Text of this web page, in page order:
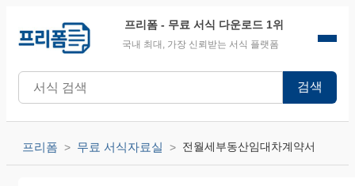
프리폼 - 무료 서식 다운로드 1위
국내 최대, 가장 신뢰받는 서식 플랫폼
검색
프리폼 무료 서식자료실 전월세부동산임대차계약서